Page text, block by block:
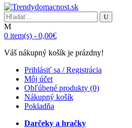
0 item(s) - 0,00€
Váš nákupný košík je prázdny!
Prihlásiť sa / Registrácia
Môj účet
Obľúbené produkty (0)
Nákupný košík
Pokladňa
Darčeky a hračky